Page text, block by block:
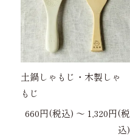
土鍋しゃもじ・木製しゃ
もじ
660円(税込) 〜 1,320円(税
込)